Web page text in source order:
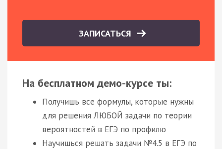
ЗАПИСАТЬСЯ
На бесплатном демо-курсе ты:
Получишь все формулы, которые нужны
для решения ЛЮБОЙ задачи по теории
вероятностей в ЕГЭ по профилю
Научишься решать задачи №4.5 в ЕГЭ по